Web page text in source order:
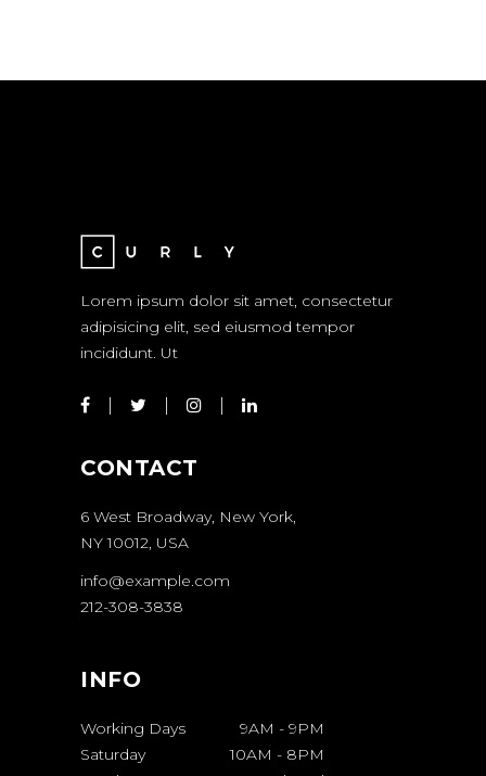
Lorem ipsum dolor sit amet, consectetur
adipisicing elit, sed eiusmod tempor
incididunt. Ut
CONTACT
6 West Broadway, New York,
NY 10012, USA
info@example.com
212-308-3838
INFO
Working Days 9AM - 9PM
Saturday
10AM - 8PM